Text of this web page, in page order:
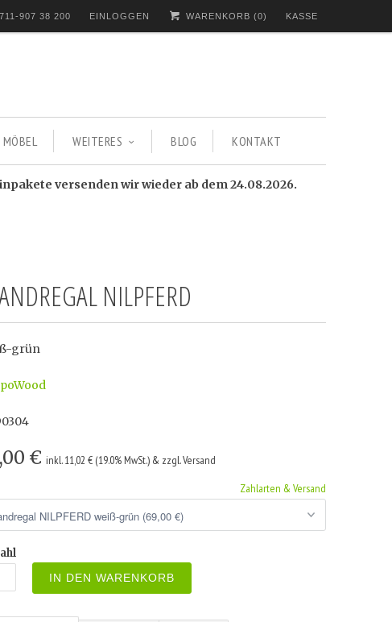
907 38 200 EINLOGGEN WARENKORB (0) KASSE
WEITERES BLOG KONTAKT
versenden wir wieder ab dem 24.08.2026.
NILPFERD
grün
€ inkl. 11,02 € (19.0% MwSt.) & zzgl. Versand
Zahlarten & Versand
IN DEN WARENKORB